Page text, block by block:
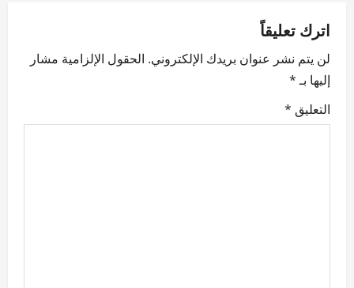
v
i
g
a
اترك تعليقاً
لن يتم نشر عنوان بريدك الإلكتروني. الحقول الإلزامية مشار
إليها بـ*
التعليق *